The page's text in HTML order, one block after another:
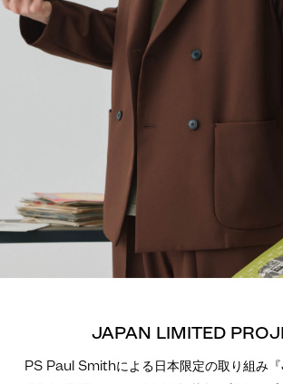
JAPAN LIMITED
PS Paul Smithによる日本限定の取り組み